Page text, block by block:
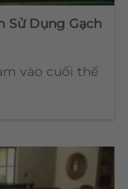
Sử Dụng Gạch
vào cuối thế